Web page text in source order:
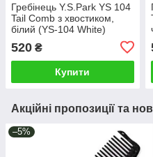
Гребінець Y.S.Park YS 104
Tail Comb з хвостиком,
білий (YS-104 White)
520 ₴
Купити
Акційні пропозиції та
–5%